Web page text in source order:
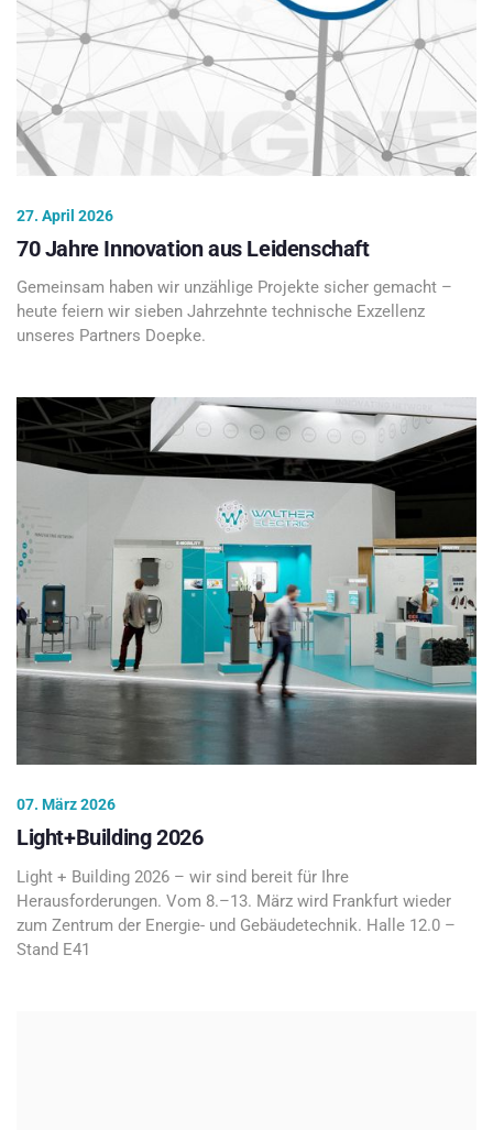
27. April 2026
70 Jahre Innovation aus Leidenschaft
Gemeinsam haben wir unzählige Projekte sicher gemacht –
heute feiern wir sieben Jahrzehnte technische Exzellenz
unseres Partners Doepke.
07. März 2026
Light+Building 2026
Light + Building 2026 – wir sind bereit für Ihre
Herausforderungen. Vom 8.–13. März wird Frankfurt wieder
zum Zentrum der Energie- und Gebäudetechnik. Halle 12.0 –
Stand E41